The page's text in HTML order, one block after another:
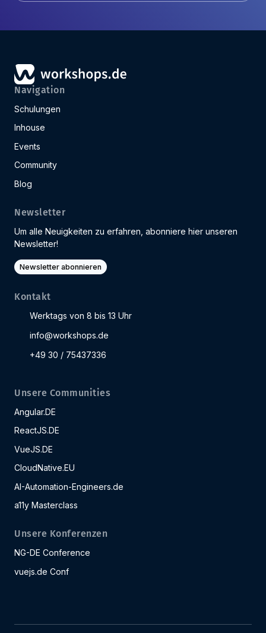
Navigation
Schulungen
Inhouse
Events
Community
Blog
Newsletter
Um alle Neuigkeiten zu erfahren, abonniere hier unseren
Newsletter!
Newsletter abonnieren
Kontakt
Werktags von 8 bis 13 Uhr
info@workshops.de
+49 30 / 75437336
Unsere Communities
Angular.DE
ReactJS.DE
VueJS.DE
CloudNative.EU
AI-Automation-Engineers.de
a11y Masterclass
Unsere Konferenzen
NG-DE Conference
vuejs.de Conf